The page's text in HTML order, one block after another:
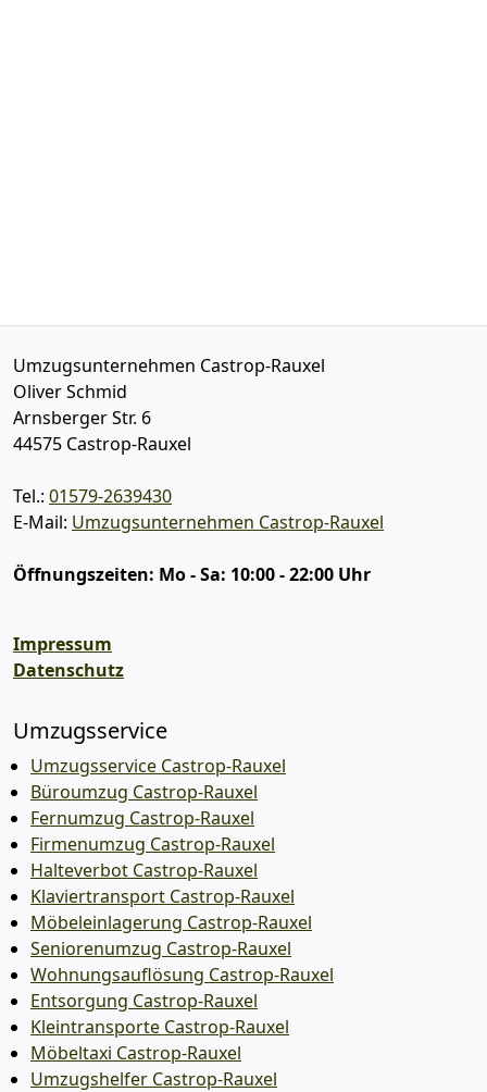
Umzugsunternehmen Castrop-Rauxel
Oliver Schmid
Arnsberger Str. 6
44575 Castrop-Rauxel
Tel.: 01579-2639430
E-Mail: Umzugsunternehmen Castrop-Rauxel
Öffnungszeiten: Mo - Sa: 10:00 - 22:00 Uhr
Impressum
Datenschutz
Umzugsservice
Umzugsservice Castrop-Rauxel
Büroumzug Castrop-Rauxel
Fernumzug Castrop-Rauxel
Firmenumzug Castrop-Rauxel
Halteverbot Castrop-Rauxel
Klaviertransport Castrop-Rauxel
Möbeleinlagerung Castrop-Rauxel
Seniorenumzug Castrop-Rauxel
Wohnungsauflösung Castrop-Rauxel
Entsorgung Castrop-Rauxel
Kleintransporte Castrop-Rauxel
Möbeltaxi Castrop-Rauxel
Umzugshelfer Castrop-Rauxel